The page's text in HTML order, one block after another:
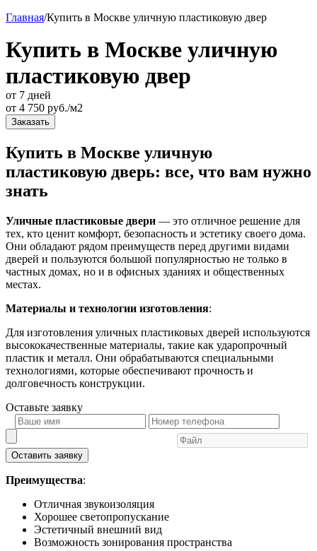
Главная/Купить в Москве уличную пластиковую двер
Купить в Москве уличную
пластиковую двер
от 7 дней
от 4 750 руб./м2
Заказать
Купить в Москве уличную
пластиковую дверь: все, что вам нужно
знать
Уличные пластиковые двери — это отличное решение для
тех, кто ценит комфорт, безопасность и эстетику своего дома.
Они обладают рядом преимуществ перед другими видами
дверей и пользуются большой популярностью не только в
частных домах, но и в офисных зданиях и общественных
местах.
Материалы и технологии изготовления:
Для изготовления уличных пластиковых дверей используются
высококачественные материалы, такие как ударопрочный
пластик и металл. Они обрабатываются специальными
технологиями, которые обеспечивают прочность и
долговечность конструкции.
Оставьте заявку
Оставить заявку
Преимущества:
Отличная звукоизоляция
Хорошее светопропускание
Эстетичный внешний вид
Возможность зонирования пространства